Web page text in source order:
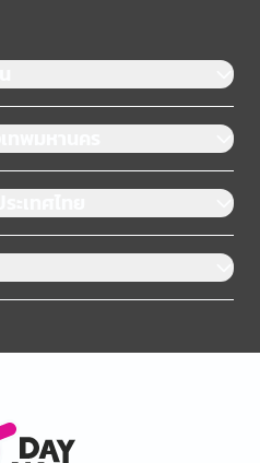
พมหานคร
เทศไทย